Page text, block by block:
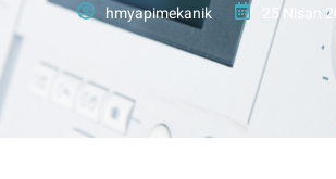
hmyapimekanik 25 Nisan